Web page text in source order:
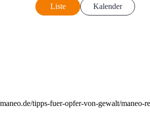
Liste Kalender
tipps-fuer-opfer-von-gewalt/maneo-